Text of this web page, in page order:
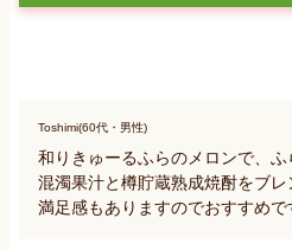
Toshimi(60代・男性)
和りきゅーるふらのメロンで、
混濁果汁と樽貯蔵熟成焼酎をブ
満足感もありますのでおすすめで